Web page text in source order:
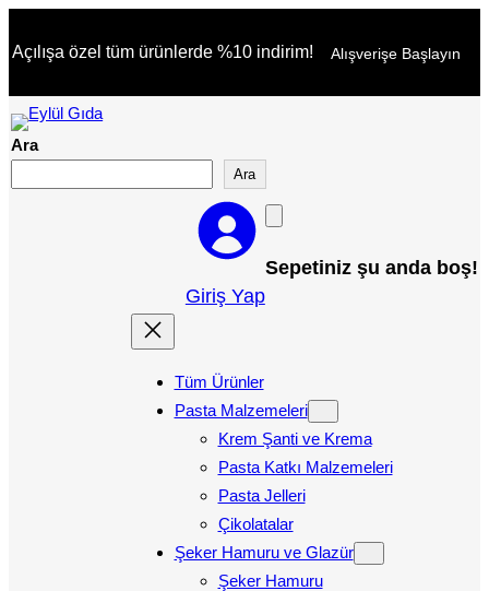
geç
Açılışa özel tüm ürünlerde %10 indirim! Alışverişe Başlayın
Ara
Ara
Giriş Yap
Sepetiniz şu anda boş!
Tüm Ürünler
Pasta Malzemeleri
Krem Şanti ve Krema
Pasta Katkı Malzemeleri
Pasta Jelleri
Çikolatalar
Şeker Hamuru ve Glazür
Şeker Hamuru